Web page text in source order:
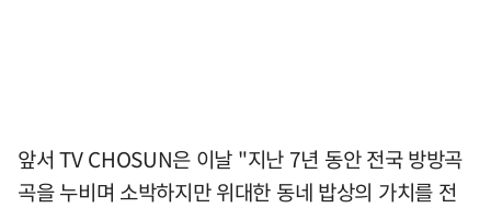
앞서 TV CHOSUN은 이날 "지난 7년 동안 전국 방방곡
곡을 누비며 소박하지만 위대한 동네 밥상의 가치를 전